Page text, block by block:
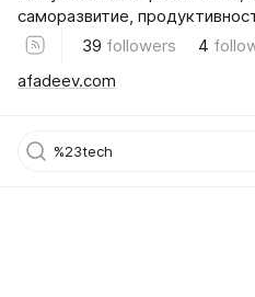
саморазвитие,
39 followers 4
afadeev.com